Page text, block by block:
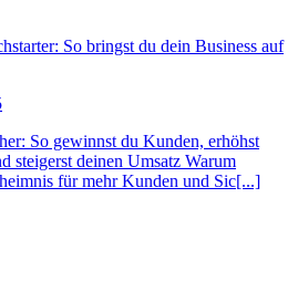
So bringst du dein Business auf
So gewinnst du Kunden, erhöhst
steigerst deinen Umsatz Warum
für mehr Kunden und Sic[...]